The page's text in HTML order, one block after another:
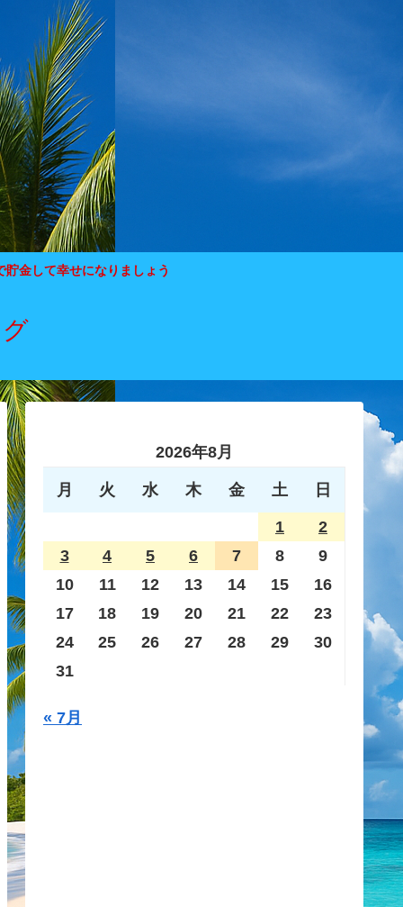
金して幸せになりましょう
2026年8月
月 火 水 木 金 土 日
1
2
3
4 5 6 7 8
9
10
11 12 13 14 15
16
17
18 19 20 21 22
23
24
25 26 27 28 29
30
31
« 7月